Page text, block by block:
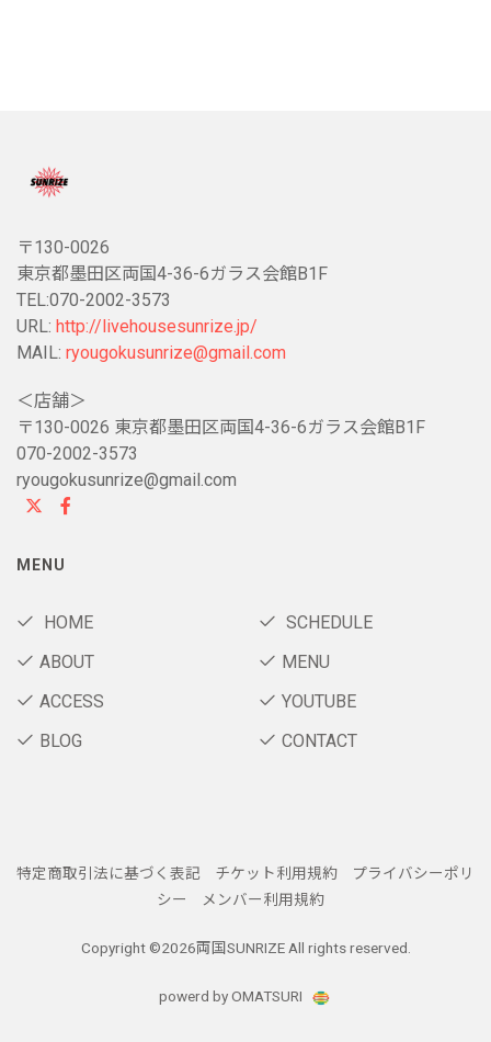
〒130-0026
東京都墨田区両国4-36-6ガラス会館B1F
TEL:070-2002-3573
URL: http://livehousesunrize.jp/
MAIL: ryougokusunrize@gmail.com
＜店舗＞
〒130-0026 東京都墨田区両国4-36-6ガラス会館B1F
070-2002-3573
ryougokusunrize@gmail.com
MENU
HOME
SCHEDULE
ABOUT
MENU
ACCESS
YOUTUBE
BLOG
CONTACT
特定商取引法に基づく表記 チケット利用規約
プライバシーポリ
シー
メンバー利用規約
Copyright ©2026両国SUNRIZE All rights reserved.
powerd by OMATSURI